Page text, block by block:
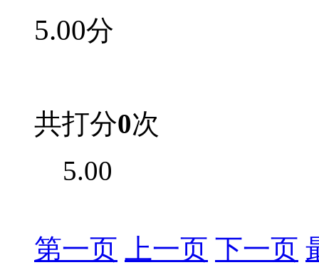
5.00分
共打分0次
5.00
第一页 上一页 下一页